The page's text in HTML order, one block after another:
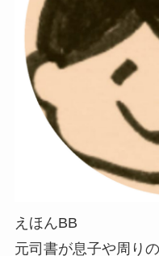
えほんBB
元司書が息子や周り